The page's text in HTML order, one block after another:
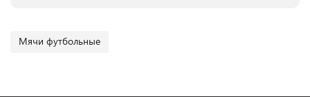
Мячи футбольные